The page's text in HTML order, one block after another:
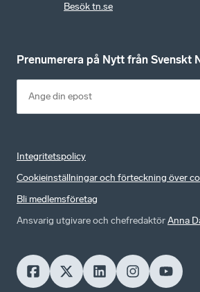
Besök tn.se
Prenumerera på Nytt från Svenskt
Integritetspolicy
Cookieinställningar och förteckning över
Bli medlemsföretag
Ansvarig utgivare och chefredaktörAnna